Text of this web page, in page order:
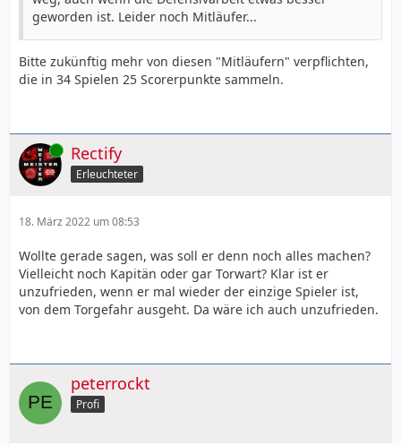
geworden ist. Leider noch Mitläufer...
Bitte zukünftig mehr von diesen "Mitläufern" verpflichten,
die in 34 Spielen 25 Scorerpunkte sammeln.
Online Rectify
Erleuchteter
18. März 2022 um 08:53
Wollte gerade sagen, was soll er denn noch alles machen?
Vielleicht noch Kapitän oder gar Torwart? Klar ist er
unzufrieden, wenn er mal wieder der einzige Spieler ist,
von dem Torgefahr ausgeht. Da wäre ich auch unzufrieden.
peterrockt
Profi